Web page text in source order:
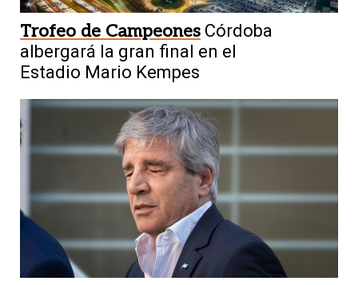
Trofeo de Campeones Córdoba
albergará la gran final en el
Estadio Mario Kempes